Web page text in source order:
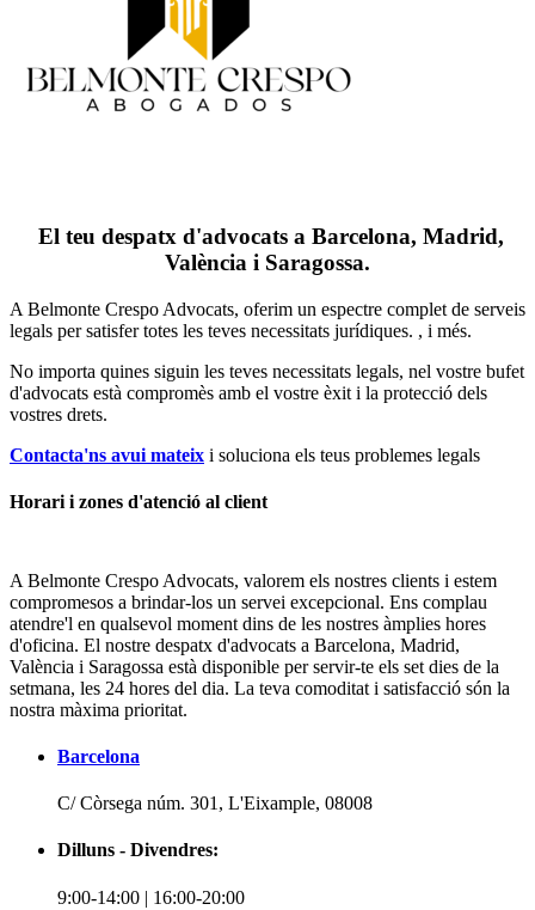
El teu despatx d'advocats a Barcelona, Madrid,
València i Saragossa.
A Belmonte Crespo Advocats, oferim un espectre complet de serveis
legals per satisfer totes les teves necessitats jurídiques. , i més.
No importa quines siguin les teves necessitats legals, nel vostre bufet
d'advocats està compromès amb el vostre èxit i la protecció dels
vostres drets.
Contacta'ns avui mateix i soluciona els teus problemes legals
Horari i zones d'atenció al client
A Belmonte Crespo Advocats, valorem els nostres clients i estem
compromesos a brindar-los un servei excepcional. Ens complau
atendre'l en qualsevol moment dins de les nostres àmplies hores
d'oficina. El nostre despatx d'advocats a Barcelona, Madrid,
València i Saragossa està disponible per servir-te els set dies de la
setmana, les 24 hores del dia. La teva comoditat i satisfacció són la
nostra màxima prioritat.
Barcelona
C/ Còrsega núm. 301, L'Eixample, 08008
Dilluns - Divendres:
9:00-14:00 | 16:00-20:00